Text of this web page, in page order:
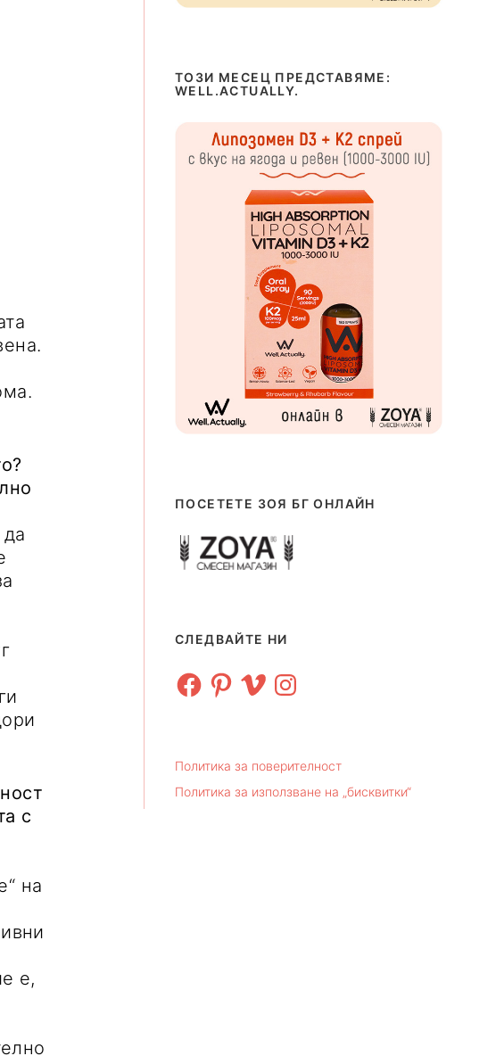
с
на
е,
ТОЗИ МЕСЕЦ ПРЕДСТАВЯМЕ:
WELL.ACTUALLY.
ПОСЕТЕТЕ ЗОЯ БГ ОНЛАЙН
СЛЕДВАЙТЕ НИ
FacebookPinterest
Vimeo Instagram
Политика за поверителност
Политика за използване на „бисквитки“